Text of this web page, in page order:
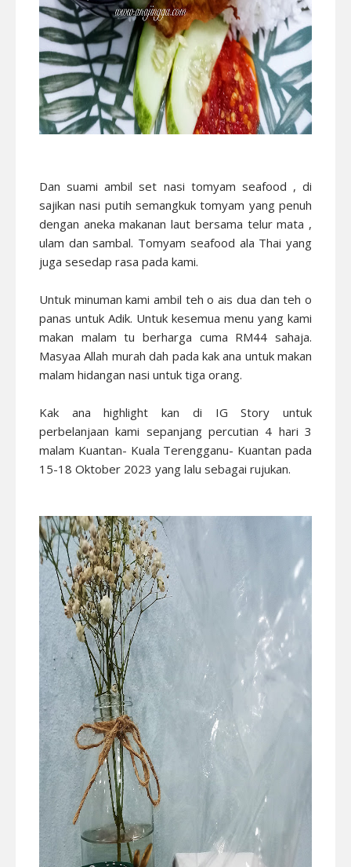
Dan suami ambil set nasi tomyam seafood , di
sajikan nasi putih semangkuk tomyam yang penuh
dengan aneka makanan laut bersama telur mata ,
ulam dan sambal. Tomyam seafood ala Thai yang
juga sesedap rasa pada kami.
Untuk minuman kami ambil teh o ais dua dan teh o
panas untuk Adik. Untuk kesemua menu yang kami
makan malam tu berharga cuma RM44 sahaja.
Masyaa Allah murah dah pada kak ana untuk makan
malam hidangan nasi untuk tiga orang.
Kak ana highlight kan di IG Story untuk
perbelanjaan kami sepanjang percutian 4 hari 3
malam Kuantan- Kuala Terengganu- Kuantan pada
15-18 Oktober 2023 yang lalu sebagai rujukan.